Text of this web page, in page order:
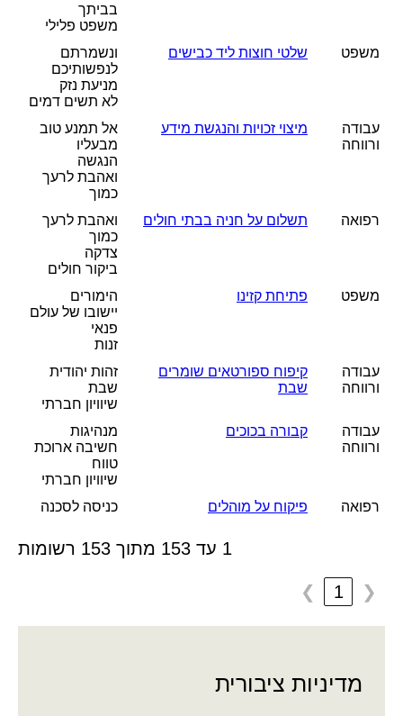
בביתך
משפט פלילי
משפט
שלטי חוצות ליד כבישים
ונשמרתם
לנפשותיכם
מניעת נזק
לא תשים דמים
עבודה
ורווחה
מיצוי זכויות והנגשת מידע
אל תמנע טוב
מבעליו
הנגשה
ואהבת לרעך
כמוך
רפואה
תשלום על חניה בבתי חולים
ואהבת לרעך
כמוך
צדקה
ביקור חולים
משפט
פתיחת קזינו
הימורים
יישובו של עולם
פנאי
זנות
עבודה
ורווחה
קיפוח ספורטאים שומרים
שבת
זהות יהודית
שבת
שיוויון חברתי
עבודה
ורווחה
קבורה בכוכים
מנהיגות
חשיבה ארוכת
טווח
שיוויון חברתי
רפואה
פיקוח על מוהלים כניסה לסכנה
1 עד 153 מתוך 153 רשומות
❮
1
❯
מדיניות ציבורית